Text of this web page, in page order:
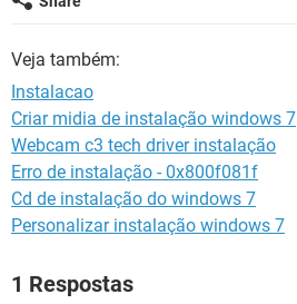
GUIA DE COMPRAS
Veja também:
Instalacao
Criar midia de instalação windows 7
Webcam c3 tech driver instalação
Erro de instalação - 0x800f081f
Cd de instalação do windows 7
Personalizar instalação windows 7
1 Respostas